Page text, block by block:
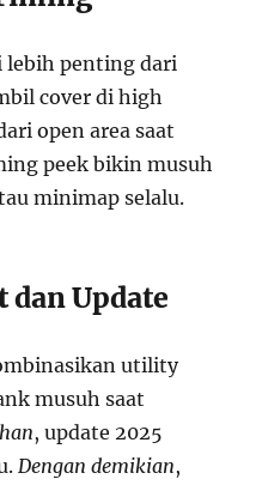
lebih penting dari
cover di high
open area saat
peek bikin musuh
minimap selalu.
Update
utility
musuh saat
, update 2025
Dengan demikian,